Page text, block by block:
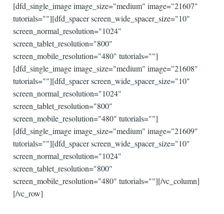
[dfd_single_image image_size="medium" image="21607"
tutorials=""][dfd_spacer screen_wide_spacer_size="10"
screen_normal_resolution="1024"
screen_tablet_resolution="800"
screen_mobile_resolution="480" tutorials=""]
[dfd_single_image image_size="medium" image="21608"
tutorials=""][dfd_spacer screen_wide_spacer_size="10"
screen_normal_resolution="1024"
screen_tablet_resolution="800"
screen_mobile_resolution="480" tutorials=""]
[dfd_single_image image_size="medium" image="21609"
tutorials=""][dfd_spacer screen_wide_spacer_size="10"
screen_normal_resolution="1024"
screen_tablet_resolution="800"
screen_mobile_resolution="480" tutorials=""][/vc_column]
[/vc_row]